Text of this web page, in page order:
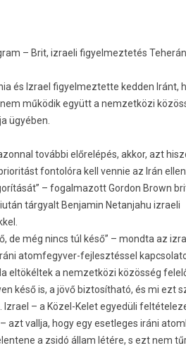
– Brit, iz­raeli figyel­meztetés
és Iz­rael figyel­meztet­te kedd­en Iránt,
működik együtt a nem­zetközi
ügyében.
további előrelépés, akkor, azt
fon­tolóra kell ven­nie az Irán
– fogal­mazott Gor­don Brown
tár­gyalt Be­njamin Netan­jahu iz­raeli
de még nincs túl késő” – mondta az
atomfegyver-fejlesztéssel
eltökéltek a nem­zetközi közösség
késő is, a jövő bi­ztosít­ható, és mi ezt
Iz­rael – a Közel-Kelet egyedüli
azt vallja, hogy egy eset­leges iráni
a zsidó állam létére, s ezt nem